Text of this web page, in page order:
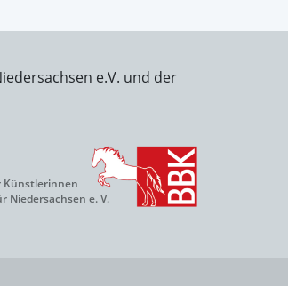
e.V. und der
Künstlerinnen
Niedersachsen e. V.